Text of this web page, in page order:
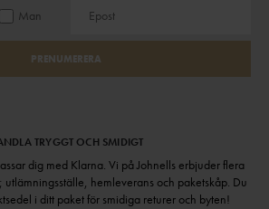
Man
PRENUMERERA
TRYGGT OCH SMIDIGT
dig med Klarna. Vi på Johnells erbjuder flera
hemleverans och paketskåp. Du
i ditt paket för smidiga returer och byten!